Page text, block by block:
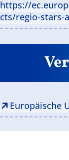
https://
cts/regio-stars-
Europäische